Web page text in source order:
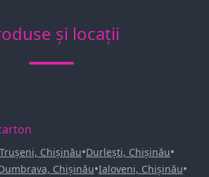
și locații
Trușeni, Chișinău•Durlești, Chișinău•
Chișinău•Ialoveni, Chișinău•